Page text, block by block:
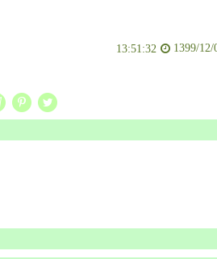
1399/12/
13:51:32